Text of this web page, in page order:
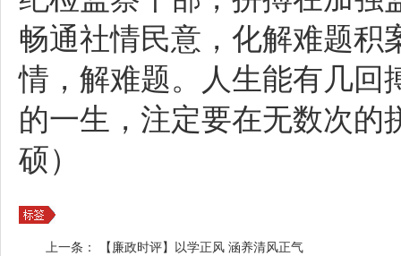
畅通社情民意，化解难题积
情，解难题。人生能有几回
的一生，注定要在无数次的
硕）
上一条： 【廉政时评】以学正风 涵养清风正气